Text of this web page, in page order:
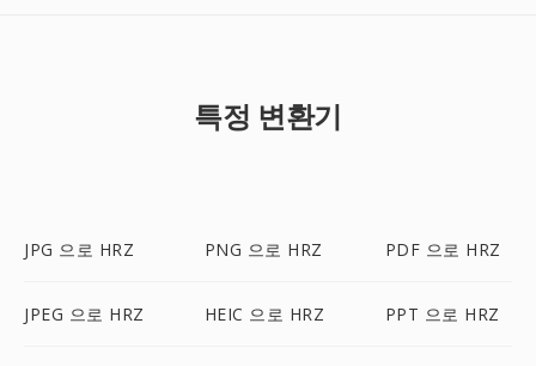
특정 변환기
JPG 으로 HRZ PNG 으로 HRZ PDF 으로 HRZ
JPEG 으로 HRZ HEIC 으로 HRZ PPT 으로 HRZ